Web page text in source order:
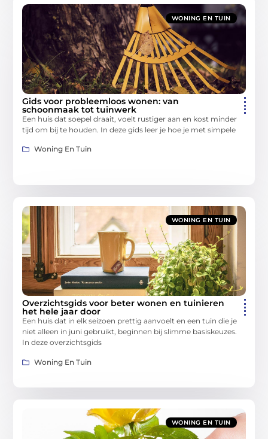
WONING EN TUIN
Gids voor probleemloos wonen: van
schoonmaak tot tuinwerk
Een huis dat soepel draait, voelt rustiger aan en kost minder
tijd om bij te houden. In deze gids leer je hoe je met simpele
Woning En Tuin
WONING EN TUIN
Overzichtsgids voor beter wonen en tuinieren
het hele jaar door
Een huis dat in elk seizoen prettig aanvoelt en een tuin die je
niet alleen in juni gebruikt, beginnen bij slimme basiskeuzes.
In deze overzichtsgids
Woning En Tuin
WONING EN TUIN